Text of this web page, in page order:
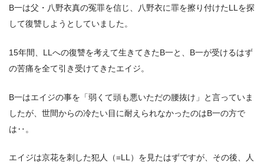
B一は父・八野衣真の冤罪を信じ、八野衣に罪を擦り付けたLLを探
して復讐しようとしていました。
15年間、LLへの復讐を考えて生きてきたB一と、B一が受けるはず
の苦痛を全て引き受けてきたエイジ。
B一はエイジの事を「弱くて頭も悪いただの腰抜け」と言っていま
したが、世間からの冷たい目に耐えられなかったのはB一の方で
は‥。
エイジは京花を刺した犯人（=LL）を見たはずですが、その後、人